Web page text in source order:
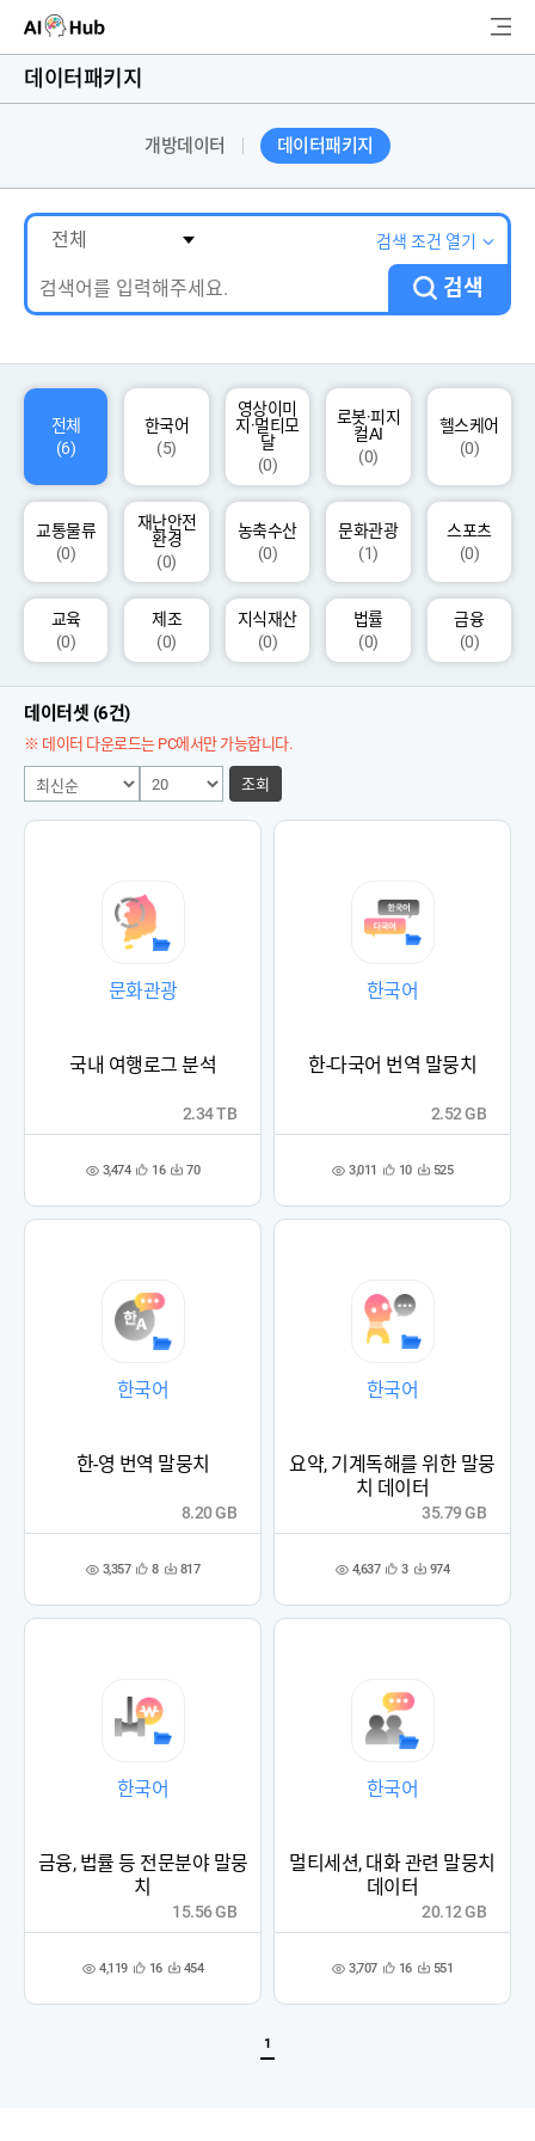
AI-Hub
AI 데이터찾기
AI 허브소개
AI 개발지원
고객지원
색
데이터패키지
개방데이터 데이터패키지
검색 조건 열기
검색
전체
(6)
한국어
(5)
영상이미
지·멀티모
달
(0)
로봇·피지
컬AI
(0)
헬스케어
(0)
교통물류
(0)
재난안전
환경
(0)
농축수산
(0)
문화관광
(1)
스포츠
(0)
교육
(0)
제조
(0)
지식재산
(0)
법률
(0)
금융
(0)
데이터셋 (6건)
※ 데이터 다운로드는 PC에서만 가능합니다.
조회
문화관광
국내 여행로그 분석
조 3,474 관
록
16 다 70
2.34 TB
한국어
한-다국어 번역 말뭉치
조 3,011 관
록
10 다 525
2.52 GB
한국어
한-영 번역 말뭉치
조 3,357 관
록
8 다 817
8.20 GB
한국어
요약, 기계독해를 위한 말뭉
치 데이터
조 4,637 관
록
3 다 974
35.79 GB
한국어
금융, 법률 등 전문분야 말뭉
치
조 4,119 관
록
16 다 454
15.56 GB
한국어
멀티세션, 대화 관련 말뭉치
데이터
조 3,707 관
록
16 다 551
20.12 GB
1